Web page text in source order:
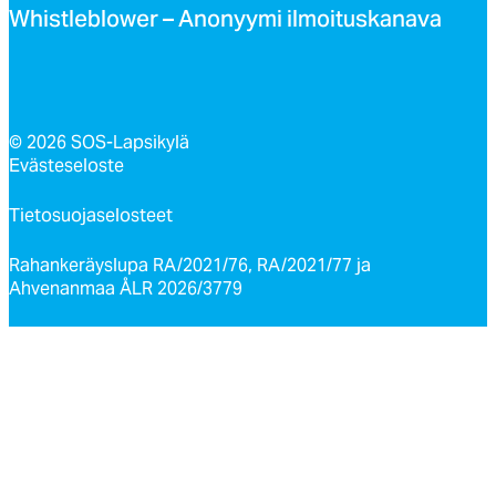
Whist­leb­lo­wer – Ano­nyy­mi il­moi­tus­ka­na­va
© 2026 SOS-Lapsikylä
Evästeseloste
Tietosuojaselosteet
Rahankeräyslupa RA/2021/76, RA/2021/77 ja
Ahvenanmaa ÅLR 2026/3779